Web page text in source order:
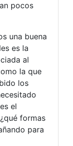
pocos
una buena
es la
al
la que
los
el
formas
para